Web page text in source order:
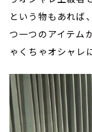
という物もあれば
つ一つのアイテム
ゃくちゃオシャレ